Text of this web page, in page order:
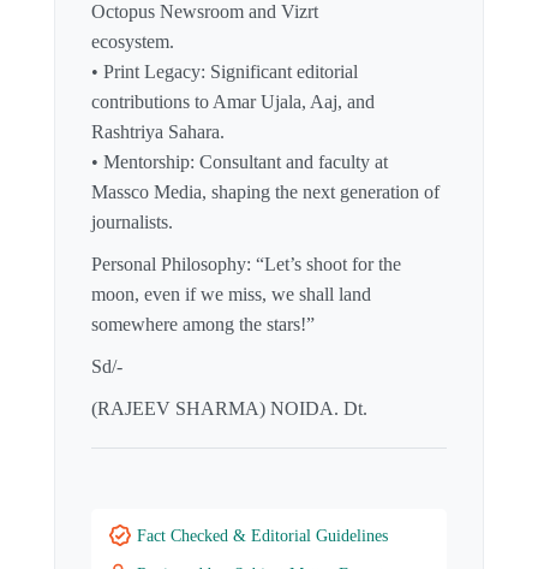
Octopus Newsroom and Vizrt
ecosystem.
• Print Legacy: Significant editorial
contributions to Amar Ujala, Aaj, and
Rashtriya Sahara.
• Mentorship: Consultant and faculty at
Massco Media, shaping the next generation of
journalists.
Personal Philosophy: “Let’s shoot for the
moon, even if we miss, we shall land
somewhere among the stars!”
Sd/-
(RAJEEV SHARMA) NOIDA. Dt.
Fact Checked & Editorial Guidelines